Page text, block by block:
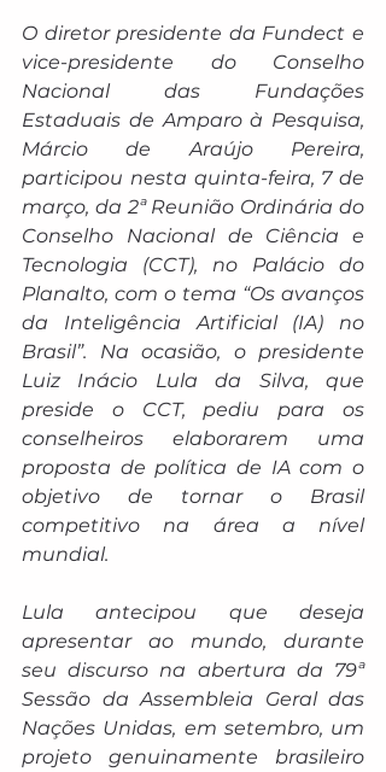
O diretor presidente da Fundect e
vice-presidente do Conselho
Nacional das Fundações
Estaduais de Amparo à Pesquisa,
Márcio de Araújo Pereira,
participou nesta quinta-feira, 7 de
março, da 2ª Reunião Ordinária do
Conselho Nacional de Ciência e
Tecnologia (CCT), no Palácio do
Planalto, com o tema “Os avanços
da Inteligência Artificial (IA) no
Brasil”. Na ocasião, o presidente
Luiz Inácio Lula da Silva, que
preside o CCT, pediu para os
conselheiros elaborarem uma
proposta de política de IA com o
objetivo de tornar o Brasil
competitivo na área a nível
mundial.
Lula antecipou que deseja
apresentar ao mundo, durante
seu discurso na abertura da 79ª
Sessão da Assembleia Geral das
Nações Unidas, em setembro, um
projeto genuinamente brasileiro